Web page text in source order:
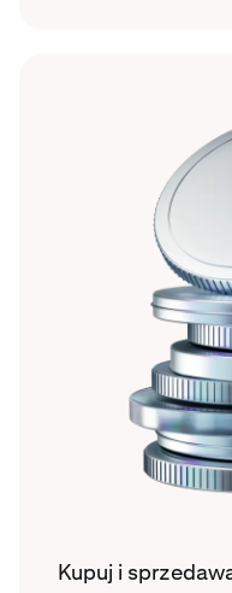
Kupuj i